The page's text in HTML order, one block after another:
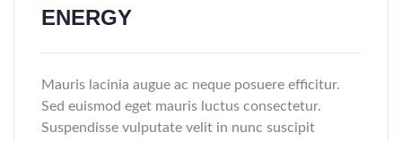
ENERGY
Mauris lacinia augue ac neque posuere efficitur.
Sed euismod eget mauris luctus consectetur.
Suspendisse vulputate velit in nunc suscipit